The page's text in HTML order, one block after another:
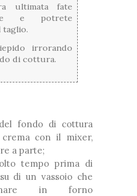
ultimata fate
e potrete
taglio.
irrorando
di cottura.
fondo di cottura
con il mixer,
a parte;
tempo prima di
di un vassoio che
in forno